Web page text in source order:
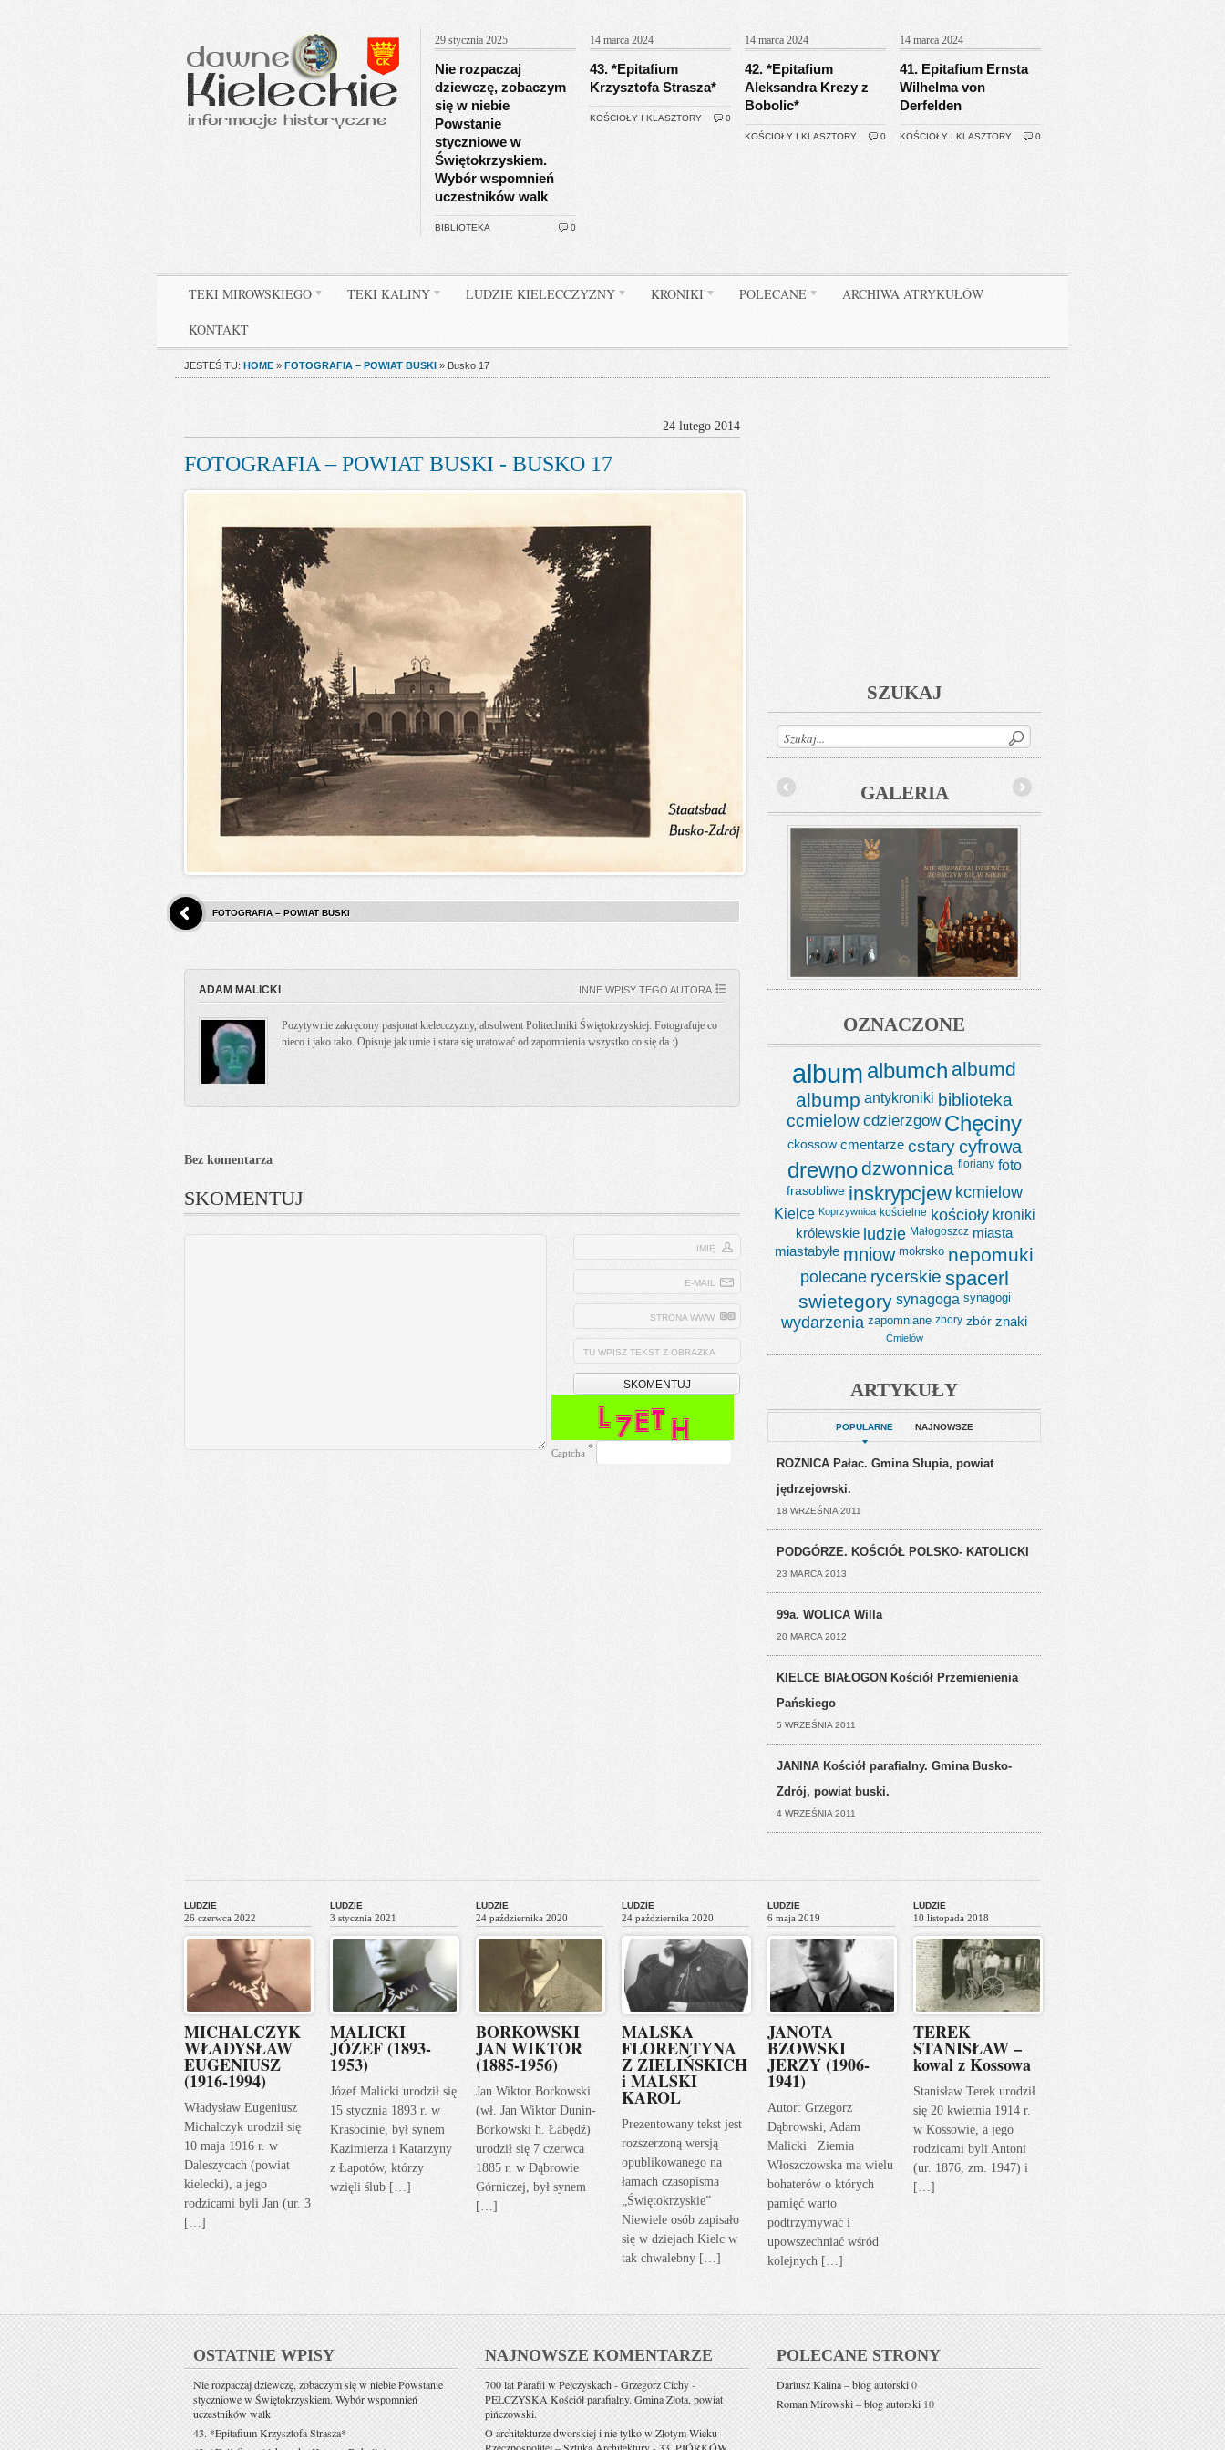
29 stycznia 2025
Nie rozpaczaj
dziewczę, zobaczym
się w niebie
Powstanie
styczniowe w
Świętokrzyskiem.
Wybór wspomnień
uczestników walk
BIBLIOTEKA 0
14 marca 2024
43. *Epitafium
Krzysztofa Strasza*
KOŚCIOŁY I KLASZTORY 0
14 marca 2024
42. *Epitafium
Aleksandra Krezy z
Bobolic*
KOŚCIOŁY I KLASZTORY 0
14 marca 2024
41. Epitafium Ernsta
Wilhelma von
Derfelden
KOŚCIOŁY I KLASZTORY 0
TEKI MIROWSKIEGO TEKI KALINY LUDZIE KIELECCZYZNY KRONIKI POLECANE ARCHIWA ATRYKUŁÓW
KONTAKT
JESTEŚ TU: HOME » FOTOGRAFIA – POWIAT BUSKI » Busko 17
24 lutego 2014
FOTOGRAFIA – POWIAT BUSKI - BUSKO 17
FOTOGRAFIA – POWIAT BUSKI
ADAM MALICKI INNE WPISY TEGO AUTORA
Pozytywnie zakręcony pasjonat kielecczyzny, absolwent Politechniki Świętokrzyskiej. Fotografuje co
nieco i jako tako. Opisuje jak umie i stara się uratować od zapomnienia wszystko co się da :)
Bez komentarza
SKOMENTUJ
IMIĘ
E-MAIL
STRONA WWW
TU WPISZ TEKST Z OBRAZKA
Captcha *
SZUKAJ
GALERIA
OZNACZONE
album albumch albumd
albump antykroniki biblioteka
ccmielow cdzierzgow Chęciny
ckossow cmentarze cstary cyfrowa
drewnodzwonnica floriany foto
frasobliwe inskrypcjew kcmielow
Kielce Koprzywnica kościelne kościoły kroniki
królewskie ludzie Małogoszcz miasta
miastabyłe mniow mokrsko nepomuki
polecane rycerskie spacerl
swietegory synagoga synagogi
wydarzenia zapomniane zbory zbór znaki
Ćmielów
ARTYKUŁY
POPULARNE NAJNOWSZE
ROŻNICA Pałac. Gmina Słupia, powiat
jędrzejowski.
18 WRZEŚNIA 2011
PODGÓRZE. KOŚCIÓŁ POLSKO- KATOLICKI
23 MARCA 2013
99a. WOLICA Willa
20 MARCA 2012
KIELCE BIAŁOGON Kościół Przemienienia
Pańskiego
5 WRZEŚNIA 2011
JANINA Kościół parafialny. Gmina Busko-
Zdrój, powiat buski.
4 WRZEŚNIA 2011
LUDZIE
26 czerwca 2022
MICHALCZYK
WŁADYSŁAW
EUGENIUSZ
(1916-1994)
Władysław Eugeniusz
Michalczyk urodził się
10 maja 1916 r. w
Daleszycach (powiat
kielecki), a jego
rodzicami byli Jan (ur. 3
[…]
LUDZIE
3 stycznia 2021
MALICKI
JÓZEF (1893-
1953)
Józef Malicki urodził się
15 stycznia 1893 r. w
Krasocinie, był synem
Kazimierza i Katarzyny
z Łapotów, którzy
wzięli ślub […]
LUDZIE
24 października 2020
BORKOWSKI
JAN WIKTOR
(1885-1956)
Jan Wiktor Borkowski
(wł. Jan Wiktor Dunin-
Borkowski h. Łabędź)
urodził się 7 czerwca
1885 r. w Dąbrowie
Górniczej, był synem
[…]
LUDZIE
24 października 2020
MALSKA
FLORENTYNA
Z ZIELIŃSKICH
i MALSKI
KAROL
Prezentowany tekst jest
rozszerzoną wersją
opublikowanego na
łamach czasopisma
„Świętokrzyskie”
Niewiele osób zapisało
się w dziejach Kielc w
tak chwalebny […]
LUDZIE
6 maja 2019
JANOTA
BZOWSKI
JERZY (1906-
1941)
Autor: Grzegorz
Dąbrowski, Adam
Malicki Ziemia
Włoszczowska ma wielu
bohaterów o których
pamięć warto
podtrzymywać i
upowszechniać wśród
kolejnych […]
LUDZIE
10 listopada 2018
TEREK
STANISŁAW –
kowal z Kossowa
Stanisław Terek urodził
się 20 kwietnia 1914 r.
w Kossowie, a jego
rodzicami byli Antoni
(ur. 1876, zm. 1947) i
[…]
OSTATNIE WPISY
Nie rozpaczaj dziewczę, zobaczym się w niebie Powstanie
styczniowe w Świętokrzyskiem. Wybór wspomnień
uczestników walk
43. *Epitafium Krzysztofa Strasza*
NAJNOWSZE KOMENTARZE
700 lat Parafii w Pełczyskach - Grzegorz Cichy-
PEŁCZYSKA Kościół parafialny. Gmina Złota, powiat
pińczowski.
O architekturze dworskiej i nie tylko w Złotym Wieku
Rzeczpospolitej – Sztuka Architektury-33. PIÓRKÓW.
POLECANE STRONY
Dariusz Kalina – blog autorski0
Roman Mirowski – blog autorski 10